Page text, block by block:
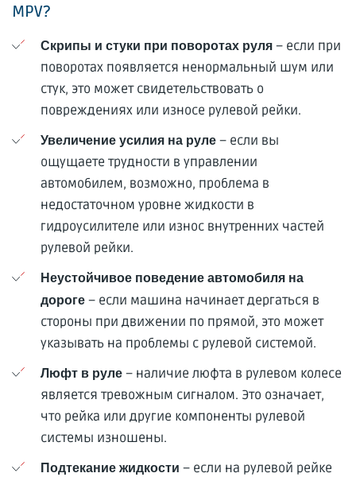
MPV?
Скрипы и стуки при поворотах руля – если при
поворотах появляется ненормальный шум или
стук, это может свидетельствовать о
повреждениях или износе рулевой рейки.
Увеличение усилия на руле – если вы
ощущаете трудности в управлении
автомобилем, возможно, проблема в
недостаточном уровне жидкости в
гидроусилителе или износ внутренних частей
рулевой рейки.
Неустойчивое поведение автомобиля на
дороге – если машина начинает дергаться в
стороны при движении по прямой, это может
указывать на проблемы с рулевой системой.
Люфт в руле – наличие люфта в рулевом колесе
является тревожным сигналом. Это означает,
что рейка или другие компоненты рулевой
системы изношены.
Подтекание жидкости – если на рулевой рейке